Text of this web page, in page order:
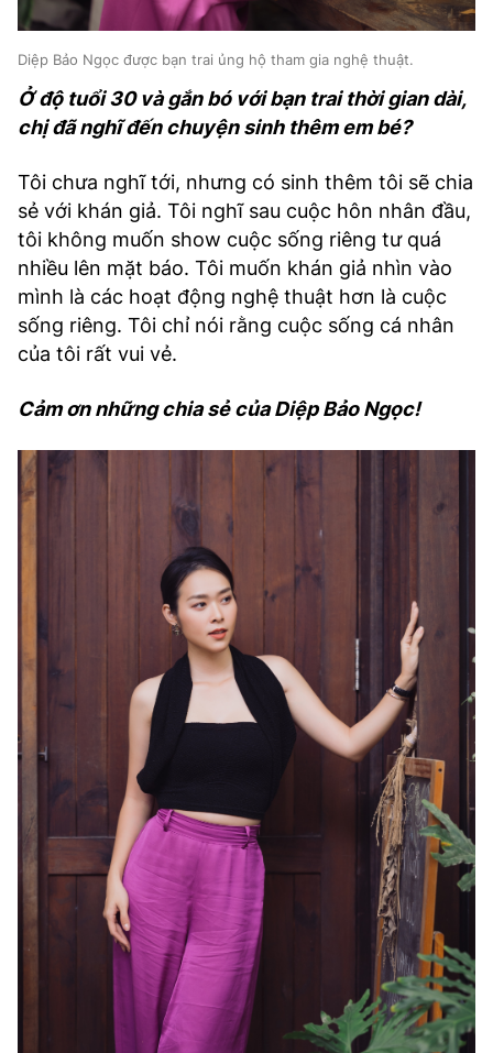
Diệp Bảo Ngọc được bạn trai ủng hộ tham gia nghệ thuật.
Ở độ tuổi 30 và gắn bó với bạn trai thời gian dài,
chị đã nghĩ đến chuyện sinh thêm em bé?
Tôi chưa nghĩ tới, nhưng có sinh thêm tôi sẽ chia
sẻ với khán giả. Tôi nghĩ sau cuộc hôn nhân đầu,
tôi không muốn show cuộc sống riêng tư quá
nhiều lên mặt báo. Tôi muốn khán giả nhìn vào
mình là các hoạt động nghệ thuật hơn là cuộc
sống riêng. Tôi chỉ nói rằng cuộc sống cá nhân
của tôi rất vui vẻ.
Cảm ơn những chia sẻ của Diệp Bảo Ngọc!